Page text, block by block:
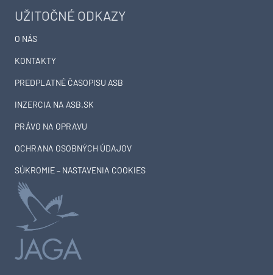
UŽITOČNÉ ODKAZY
O NÁS
KONTAKTY
PREDPLATNÉ ČASOPISU ASB
INZERCIA NA ASB.SK
PRÁVO NA OPRAVU
OCHRANA OSOBNÝCH ÚDAJOV
SÚKROMIE – NASTAVENIA COOKIES